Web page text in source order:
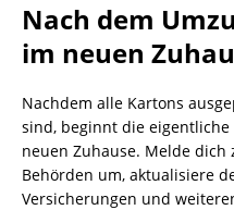
Nach dem
im neuen
Nachdem alle Kartons
sind, beginnt die
neuen Zuhause. Melde
Behörden um, aktualisiere
Versicherungen und